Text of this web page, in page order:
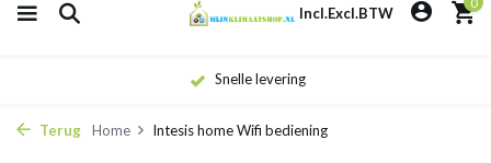
Incl.Excl.BTW
Snelle levering
Terug Home Intesis home Wifi bediening